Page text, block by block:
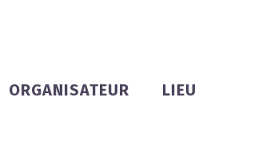
ORGANISATEUR LIEU